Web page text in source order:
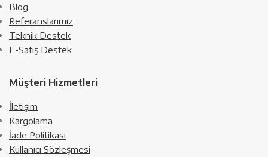
Blog
Referanslarımız
Teknik Destek
E-Satış Destek
Müşteri Hizmetleri
İletişim
Kargolama
İade Politikası
Kullanıcı Sözleşmesi